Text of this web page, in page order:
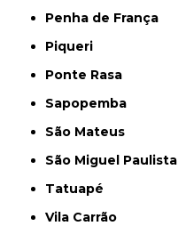
Penha de França
Piqueri
Ponte Rasa
Sapopemba
São Mateus
São Miguel Paulista
Tatuapé
Vila Carrão